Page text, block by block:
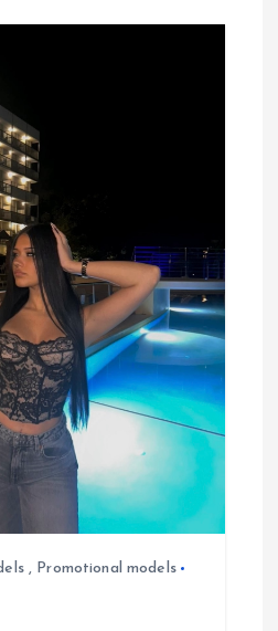
, Promotional models